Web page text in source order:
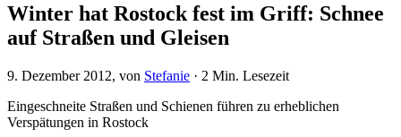
Winter hat Rostock fest im Griff: Schnee
auf Straßen und Gleisen
9. Dezember 2012, von Stefanie · 2 Min. Lesezeit
Eingeschneite Straßen und Schienen führen zu erheblichen
Verspätungen in Rostock